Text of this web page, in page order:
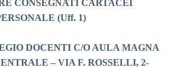
CONSEGNATI CARTACEI
(Uff. 1)
DOCENTI C/O AULA MAGNA
– VIA F. ROSSELLI, 2-